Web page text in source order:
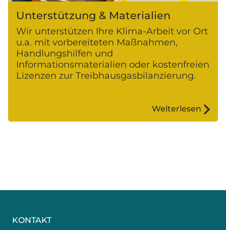
Unterstützung & Materialien
Wir unterstützen Ihre Klima-Arbeit vor Ort
u.a. mit vorbereiteten Maßnahmen,
Handlungshilfen und
Informationsmaterialien oder kostenfreien
Lizenzen zur Treibhausgasbilanzierung.
Weiterlesen
KONTAKT